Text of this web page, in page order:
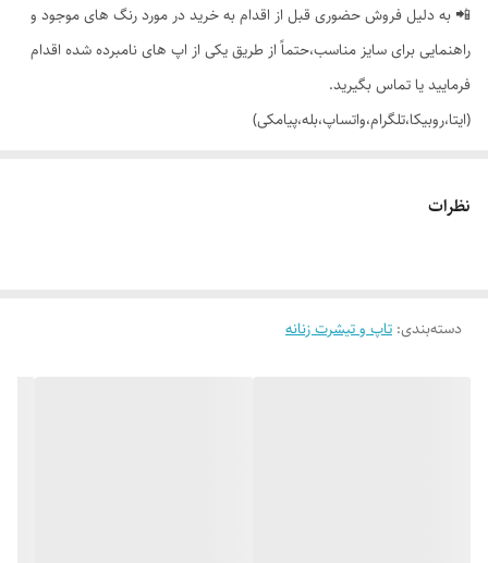
📲 به دلیل فروش حضوری قبل از اقدام به خرید در مورد رنگ های موجود و
راهنمایی برای سایز مناسب،حتماً از طریق یکی از اپ های نامبرده شده اقدام
فرمایید یا تماس بگیرید.
(ایتا،روبیکا،تلگرام،واتساپ،بله،پیامکی)
شیک
نظرات
دسته‌بندی: تاپ و تیشرت زنانه